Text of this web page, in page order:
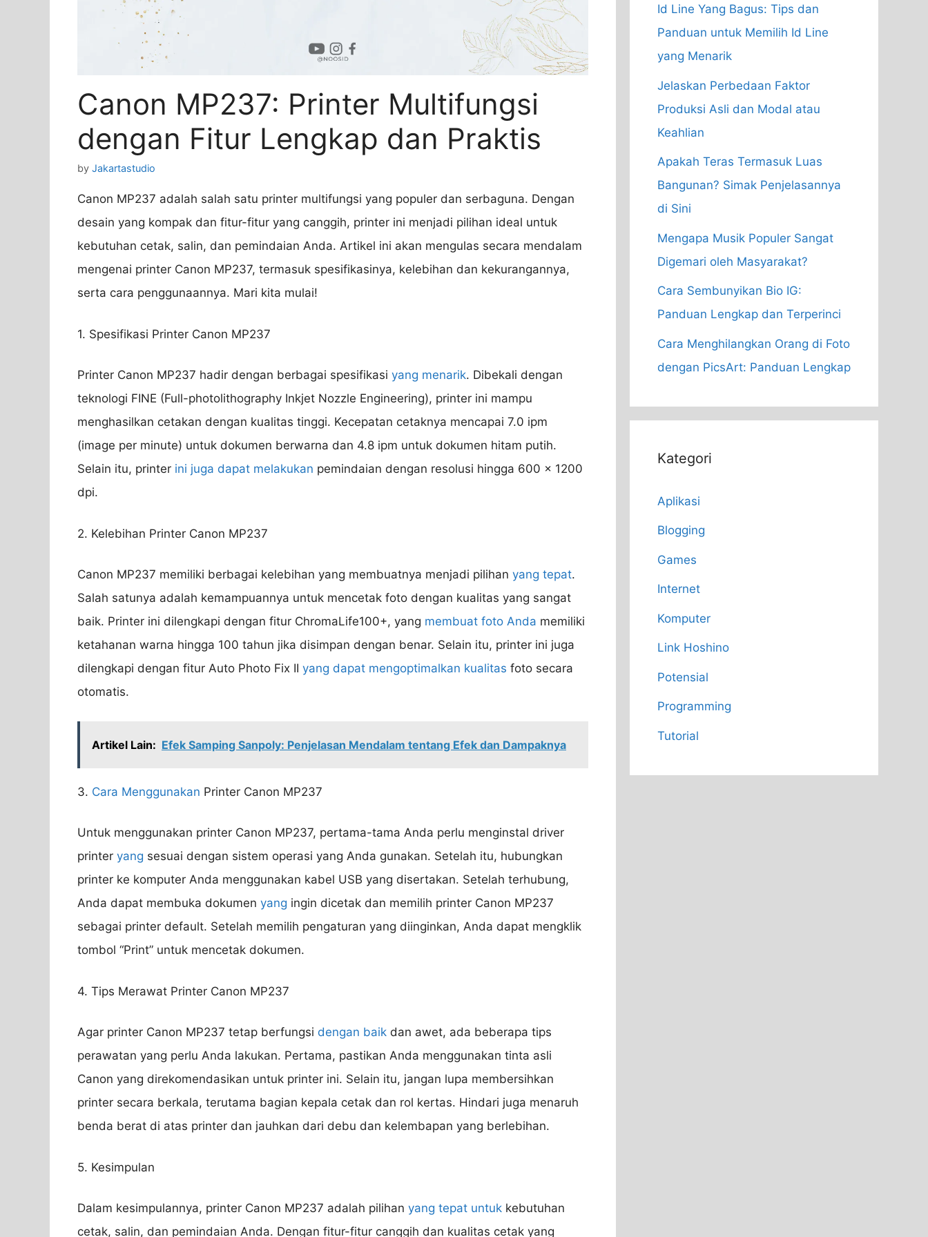
Canon MP237: Printer Multifungsi
dengan Fitur Lengkap dan Praktis
by Jakartastudio
Canon MP237 adalah salah satu printer multifungsi yang populer dan serbaguna. Dengan
desain yang kompak dan fitur-fitur yang canggih, printer ini menjadi pilihan ideal untuk
kebutuhan cetak, salin, dan pemindaian Anda. Artikel ini akan mengulas secara mendalam
mengenai printer Canon MP237, termasuk spesifikasinya, kelebihan dan kekurangannya,
serta cara penggunaannya. Mari kita mulai!
1. Spesifikasi Printer Canon MP237
Printer Canon MP237 hadir dengan berbagai spesifikasi yang menarik. Dibekali dengan
teknologi FINE (Full-photolithography Inkjet Nozzle Engineering), printer ini mampu
menghasilkan cetakan dengan kualitas tinggi. Kecepatan cetaknya mencapai 7.0 ipm
(image per minute) untuk dokumen berwarna dan 4.8 ipm untuk dokumen hitam putih.
Selain itu, printer ini juga dapat melakukan pemindaian dengan resolusi hingga 600 x 1200
dpi.
2. Kelebihan Printer Canon MP237
Canon MP237 memiliki berbagai kelebihan yang membuatnya menjadi pilihan yang tepat.
Salah satunya adalah kemampuannya untuk mencetak foto dengan kualitas yang sangat
baik. Printer ini dilengkapi dengan fitur ChromaLife100+, yang membuat foto Anda memiliki
ketahanan warna hingga 100 tahun jika disimpan dengan benar. Selain itu, printer ini juga
dilengkapi dengan fitur Auto Photo Fix II yang dapat mengoptimalkan kualitas foto secara
otomatis.
Artikel Lain: Efek Samping Sanpoly: Penjelasan Mendalam tentang Efek dan Dampaknya
3. Cara Menggunakan Printer Canon MP237
Untuk menggunakan printer Canon MP237, pertama-tama Anda perlu menginstal driver
printer yang sesuai dengan sistem operasi yang Anda gunakan. Setelah itu, hubungkan
printer ke komputer Anda menggunakan kabel USB yang disertakan. Setelah terhubung,
Anda dapat membuka dokumen yang ingin dicetak dan memilih printer Canon MP237
sebagai printer default. Setelah memilih pengaturan yang diinginkan, Anda dapat mengklik
tombol “Print” untuk mencetak dokumen.
4. Tips Merawat Printer Canon MP237
Agar printer Canon MP237 tetap berfungsi dengan baik dan awet, ada beberapa tips
perawatan yang perlu Anda lakukan. Pertama, pastikan Anda menggunakan tinta asli
Canon yang direkomendasikan untuk printer ini. Selain itu, jangan lupa membersihkan
printer secara berkala, terutama bagian kepala cetak dan rol kertas. Hindari juga menaruh
benda berat di atas printer dan jauhkan dari debu dan kelembapan yang berlebihan.
5. Kesimpulan
Dalam kesimpulannya, printer Canon MP237 adalah pilihan yang tepat untuk kebutuhan
cetak, salin, dan pemindaian Anda. Dengan fitur-fitur canggih dan kualitas cetak yang
Id Line Yang Bagus: Tips dan
Panduan untuk Memilih Id Line
yang Menarik
Jelaskan Perbedaan Faktor
Produksi Asli dan Modal atau
Keahlian
Apakah Teras Termasuk Luas
Bangunan? Simak Penjelasannya
di Sini
Mengapa Musik Populer Sangat
Digemari oleh Masyarakat?
Cara Sembunyikan Bio IG:
Panduan Lengkap dan Terperinci
Cara Menghilangkan Orang di Foto
dengan PicsArt: Panduan Lengkap
Kategori
Aplikasi
Blogging
Games
Internet
Komputer
Link Hoshino
Potensial
Programming
Tutorial